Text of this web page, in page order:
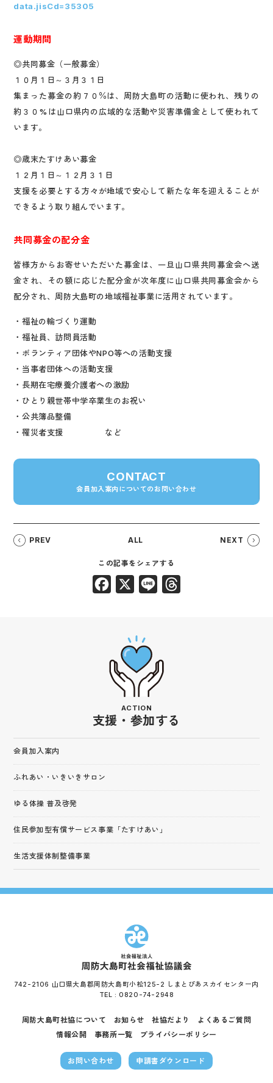
data.jisCd=35305
運動期間
◎共同募金（一般募金）
１０月１日～３月３１日
集まった募金の約７０％は、周防大島町の活動に使われ、残りの
約３０%は山口県内の広域的な活動や災害準備金として使われて
います。
◎歳末たすけあい募金
１２月１日～１２月３１日
支援を必要とする方々が地域で安心して新たな年を迎えることが
できるよう取り組んでいます。
共同募金の配分金
皆様方からお寄せいただいた募金は、一旦山口県共同募金会へ送
金され、その額に応じた配分金が次年度に山口県共同募金会から
配分され、周防大島町の地域福祉事業に活用されています。
・福祉の輪づくり運動
・福祉員、訪問員活動
・ボランティア団体やNPO等への活動支援
・当事者団体への活動支援
・長期在宅療養介護者への激励
・ひとり親世帯中学卒業生のお祝い
・公共簿品整備
・罹災者支援 など
CONTACT
会員加入案内についてのお問い合わせ
PREV ALL NEXT
Facebook
X Line
支援・参加する
ACTION
会員加入案内
ふれあい・いきいきサロン
ゆる体操 普及啓発
住民参加型有償サービス事業「たすけあい」
生活支援体制整備事業
742-2106 山口県大島郡周防大島町小松125-2 しまとぴあスカイセンター内
TEL :0820-74-2948
周防大島町社協について お知らせ 社協だより
よくあるご質問
情報公開
事務所一覧 プライバシーポリシー
お問い合わせ 申請書ダウンロード